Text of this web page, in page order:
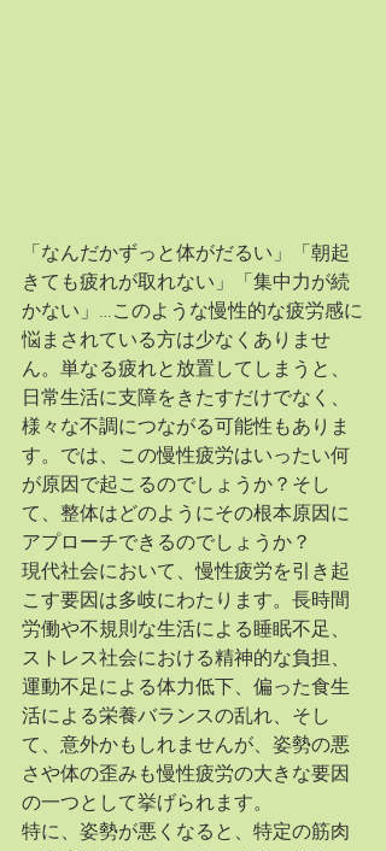
「なんだかずっと体がだるい」「朝起
きても疲れが取れない」「集中力が続
かない」…このような慢性的な疲労感に
悩まされている方は少なくありませ
ん。単なる疲れと放置してしまうと、
日常生活に支障をきたすだけでなく、
様々な不調につながる可能性もありま
す。では、この慢性疲労はいったい何
が原因で起こるのでしょうか？そし
て、整体はどのようにその根本原因に
アプローチできるのでしょうか？
現代社会において、慢性疲労を引き起
こす要因は多岐にわたります。長時間
労働や不規則な生活による睡眠不足、
ストレス社会における精神的な負担、
運動不足による体力低下、偏った食生
活による栄養バランスの乱れ、そし
て、意外かもしれませんが、姿勢の悪
さや体の歪みも慢性疲労の大きな要因
の一つとして挙げられます。
特に、姿勢が悪くなると、特定の筋肉